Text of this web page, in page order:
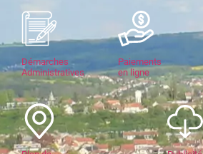
Démarches
Administratives
Paiements
en ligne